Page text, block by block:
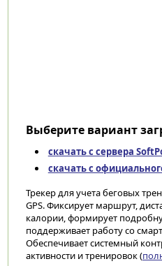
Выберите вариант
скачать с сервера
скачать с
Трекер для учета беговых
GPS. Фиксирует маршрут,
калории, формирует
поддерживает работу со
Обеспечивает системный
активности и тренировок (